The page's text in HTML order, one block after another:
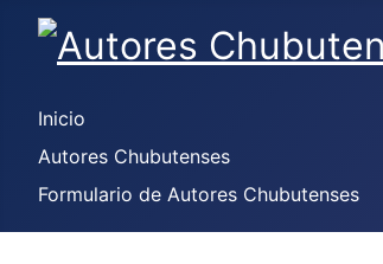
Inicio
Autores Chubutenses
Formulario de Autores Chubutenses